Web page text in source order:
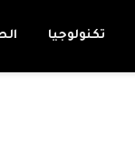
تكنولوجيا